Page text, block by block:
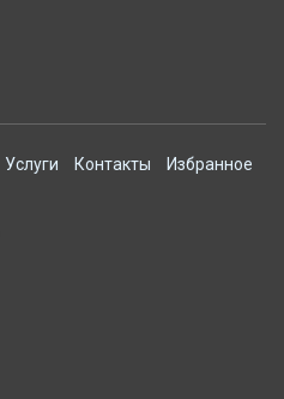
Услуги Контакты
Избранное